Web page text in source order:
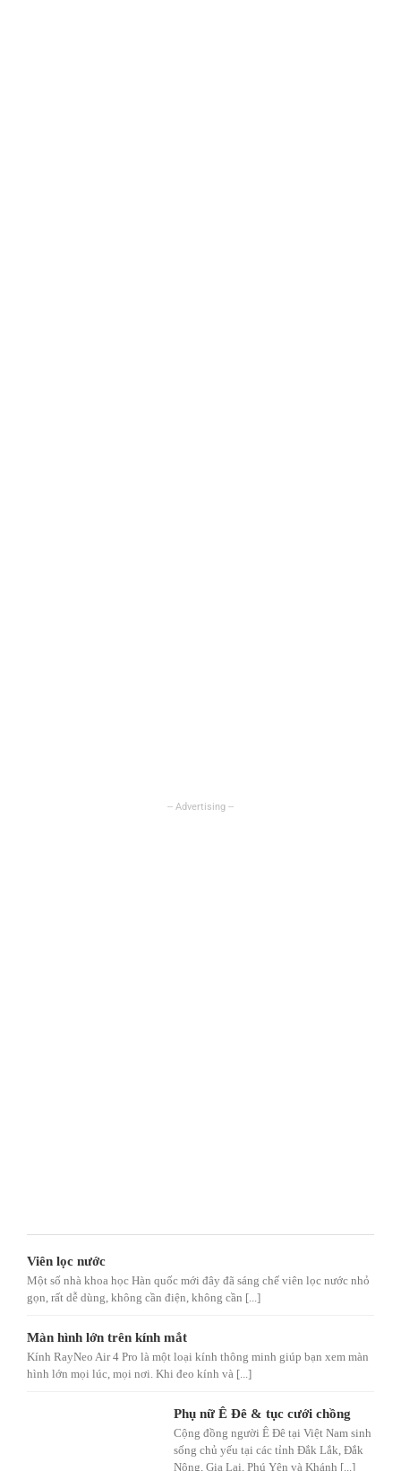
Viên lọc nước
Một số nhà khoa học Hàn quốc mới đây đã sáng chế viên lọc nước nhỏ
gọn, rất dễ dùng, không cần điện, không cần [...]
Màn hình lớn trên kính mắt
Kính RayNeo Air 4 Pro là một loại kính thông minh giúp bạn xem màn
hình lớn mọi lúc, mọi nơi. Khi đeo kính và [...]
Phụ nữ Ê Đê & tục cưới chồng
Cộng đồng người Ê Đê tại Việt Nam sinh
sống chủ yếu tại các tỉnh Đắk Lắk, Đắk
Nông, Gia Lai, Phú Yên và Khánh [...]